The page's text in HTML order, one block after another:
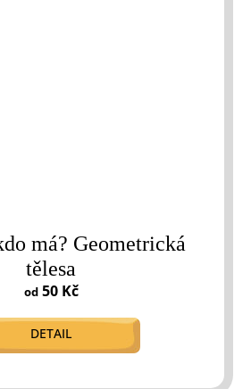
má? Geometrická
tělesa
od50 Kč
DETAIL